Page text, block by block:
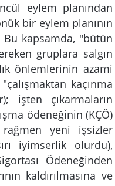
eylem planından
bir eylem planının
Bu kapsamda, "bütün
gruplara salgın
önlemlerinin azami
kaçınma
işten çıkarmaların
ödeneğinin (KÇÖ)
yeni işsizler
iyimserlik olurdu),
Ödeneğinden
kaldırılmasına ve